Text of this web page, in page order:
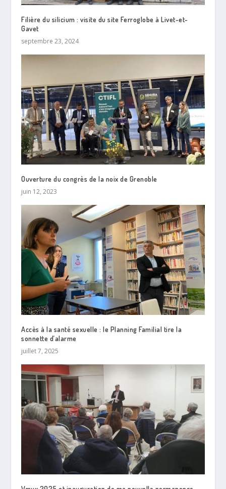
Filière du silicium : visite du site Ferroglobe à Livet-et-
Gavet
septembre 23, 2024
Ouverture du congrès de la noix de Grenoble
juin 12, 2023
Accès à la santé sexuelle : le Planning Familial tire la
sonnette d’alarme
juillet 7, 2025